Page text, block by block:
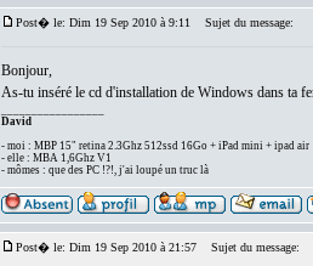
Post� le: Dim 19 Sep 2010 à 9:11 Sujet du message:
Bonjour,
As-tu inséré le cd d'installation de Windows dans ta
David
- moi : MBP 15" retina 2.3Ghz 512ssd 16Go + iPad mini + ipad air
- elle : MBA 1,6Ghz V1
- mômes : que des PC !?!, j'ai loupé un truc là
Post� le: Dim 19 Sep 2010 à 21:57 Sujet du message: